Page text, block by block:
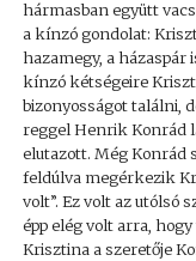
hármasban együtt
a kínzó gondolat:
hazamegy, a
kínzó kétségeire
bizonyosságot találni,
reggel Henrik Konrád
elutazott. Még Konrád
feldúlva megérkezik
volt”. Ez volt az utólsó
épp elég volt arra,
Krisztina a szeretője